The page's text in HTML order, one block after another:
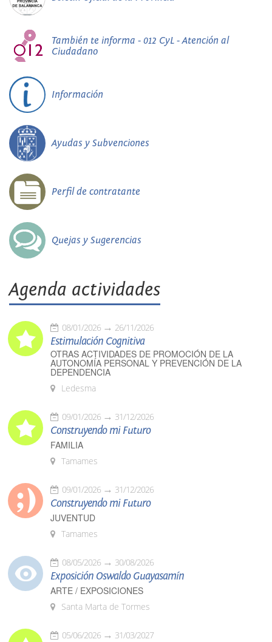
También te informa - 012 CyL - Atención al
Ciudadano
Información
Ayudas y Subvenciones
Perfil de contratante
Quejas y Sugerencias
Agenda actividades
08/01/2026 26/11/2026
Estimulación Cognitiva
OTRAS ACTIVIDADES DE PROMOCIÓN DE LA
AUTONOMÍA PERSONAL Y PREVENCIÓN DE LA
DEPENDENCIA
Ledesma
09/01/2026 31/12/2026
Construyendo mi Futuro
FAMILIA
Tamames
09/01/2026 31/12/2026
Construyendo mi Futuro
JUVENTUD
Tamames
08/05/2026 30/08/2026
Exposición Oswaldo Guayasamín
ARTE / EXPOSICIONES
Santa Marta de Tormes
05/06/2026 31/03/2027